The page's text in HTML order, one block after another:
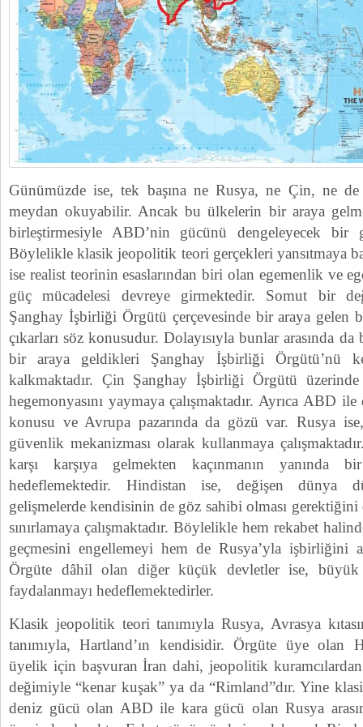
Günümüzde ise, tek başına ne Rusya, ne Çin, ne
meydan okuyabilir. Ancak bu ülkelerin bir araya
birleştirmesiyle ABD’nin gücünü dengeleyecek bir
Böylelikle klasik jeopolitik teori gerçekleri yansıtmaya
ise realist teorinin esaslarından biri olan egemenlik ve
güç mücadelesi devreye girmektedir. Somut bir
Şanghay İşbirliği Örgütü çerçevesinde bir araya
çıkarları söz konusudur. Dolayısıyla bunlar arasında
bir araya geldikleri Şanghay İşbirliği Örgütü’nü
kalkmaktadır. Çin Şanghay İşbirliği Örgütü üzerinde
hegemonyasını yaymaya çalışmaktadır. Ayrıca ABD
konusu ve Avrupa pazarında da gözü var. Rusya
güvenlik mekanizması olarak kullanmaya
karşı karşıya gelmekten kaçınmanın yanında
hedeflemektedir. Hindistan ise, değişen dünya
gelişmelerde kendisinin de göz sahibi olması
sınırlamaya çalışmaktadır. Böylelikle hem rekabet
geçmesini engellemeyi hem de Rusya’yla işbirliğini
Örgüte dâhil olan diğer küçük devletler ise, büyük
faydalanmayı hedeflemektedirler.
Klasik jeopolitik teori tanımıyla Rusya, Avrasya
tanımıyla, Hartland’ın kendisidir. Örgüte üye olan
üyelik için başvuran İran dahi, jeopolitik
değimiyle “kenar kuşak” ya da “Rimland”dır. Yine
deniz gücü olan ABD ile kara gücü olan Rusya